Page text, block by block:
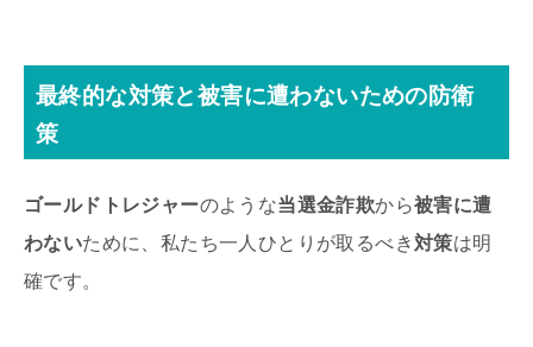
最終的な対策と被害に遭わないための防衛
策
ゴールドトレジャーのような当選金詐欺から被害に遭
わないために、私たち一人ひとりが取るべき対策は明
確です。